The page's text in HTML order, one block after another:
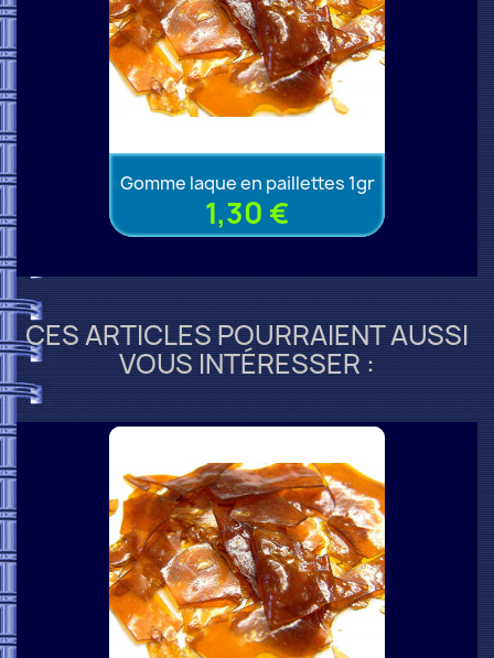
Gomme laque en paillettes 1gr
1,30 €
CES ARTICLES POURRAIENT AUSSI
VOUS INTÉRESSER :